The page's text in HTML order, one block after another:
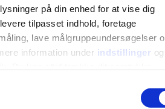
på din enhed for at vise dig
tilpasset indhold, foretage
lave målgruppeundersøgelser
information under indstillinger
trigger" ikonet.
arbejder for at sikre stabil